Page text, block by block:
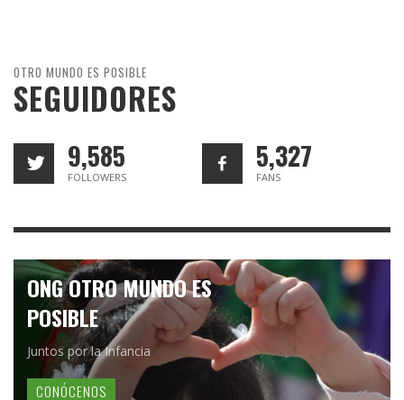
OTRO MUNDO ES POSIBLE
SEGUIDORES
9,585
FOLLOWERS
5,327
FANS
ONG OTRO MUNDO ES
POSIBLE
Juntos por la Infancia
CONÓCENOS